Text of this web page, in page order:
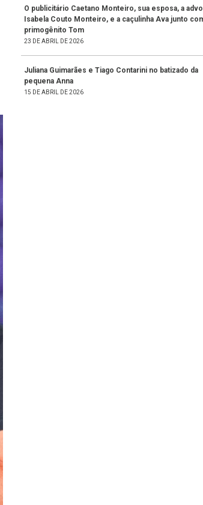
O publicitário Caetano Monteiro, sua esposa, a
Isabela Couto Monteiro, e a caçulinha Ava junto
primogênito Tom
23 DE ABRIL DE 2026
Juliana Guimarães e Tiago Contarini no batizado da
pequena Anna
15 DE ABRIL DE 2026